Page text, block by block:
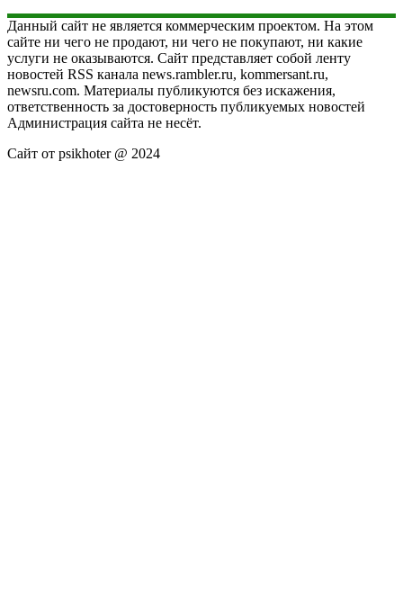
Данный сайт не является коммерческим проектом. На этом
сайте ни чего не продают, ни чего не покупают, ни какие
услуги не оказываются. Сайт представляет собой ленту
новостей RSS канала news.rambler.ru, kommersant.ru,
newsru.com. Материалы публикуются без искажения,
ответственность за достоверность публикуемых новостей
Администрация сайта не несёт.
Сайт от psikhoter @ 2024